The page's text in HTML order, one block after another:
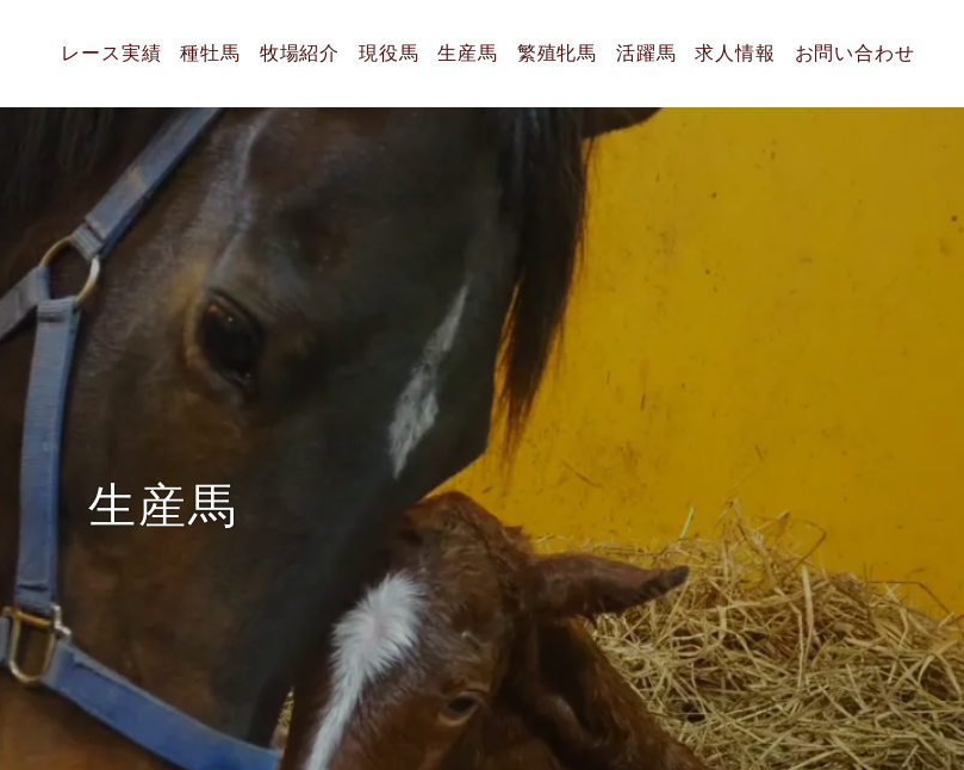
レース実績 種牡馬 牧場紹介 現役馬 生産馬 繁殖牝馬 活躍馬 求人情報 お問い合わせ
生産馬